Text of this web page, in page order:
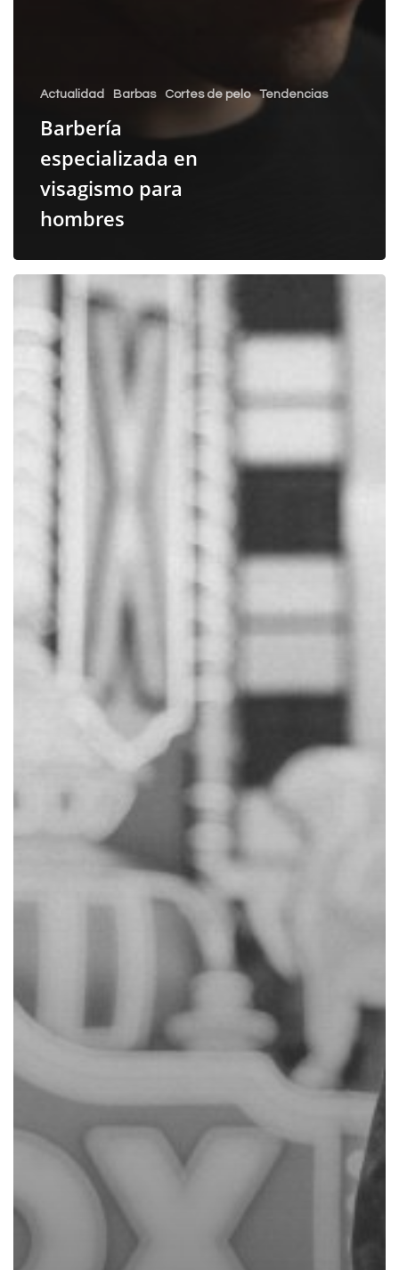
Actualidad Barbas Cortes de pelo Tendencias
Barbería
especializada en
visagismo para
hombres